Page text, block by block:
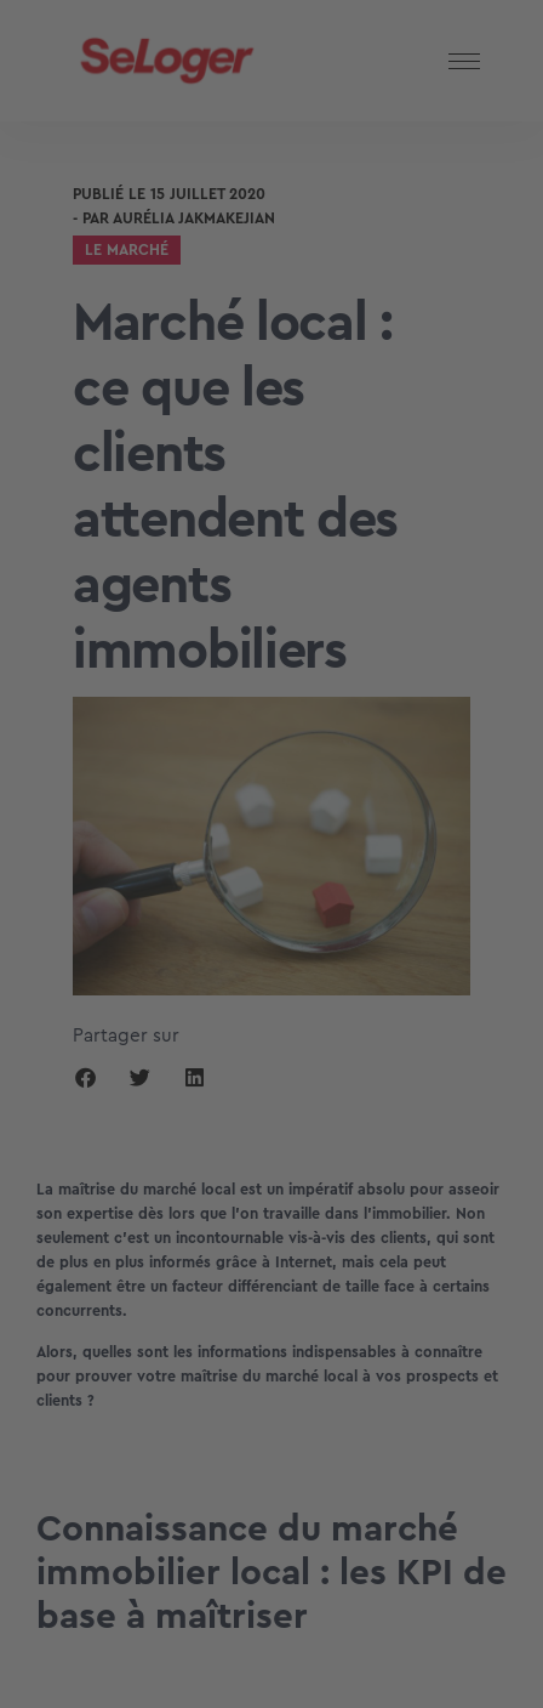
PUBLIÉ LE 15 JUILLET 2020
- PARAURÉLIA JAKMAKEJIAN
LE MARCHÉ
Marché local :
ce que les
clients
attendent des
agents
immobiliers
Partager sur
La maîtrise du marché local est un impératif absolu pour asseoir
son expertise dès lors que l’on travaille dans l’immobilier. Non
seulement c’est un incontournable vis-à-vis des clients, qui sont
de plus en plus informés grâce à Internet, mais cela peut
également être un facteur différenciant de taille face à certains
concurrents.
Alors, quelles sont les informations indispensables à connaître
pour prouver votre maîtrise du marché local à vos prospects et
clients ?
Connaissance du marché
immobilier local : les KPI de
base à maîtriser